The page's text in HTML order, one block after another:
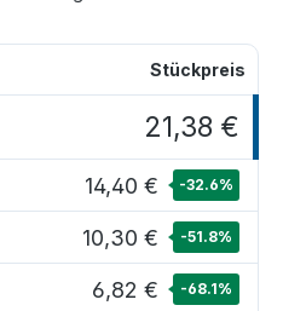
Stückpreis
21,38 €
14,40 € -32.6%
10,30 € -51.8%
6,82 € -68.1%